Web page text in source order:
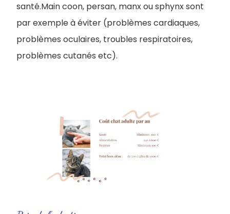
santé.Main coon, persan, manx ou sphynx sont
par exemple à éviter (problèmes cardiaques,
problèmes oculaires, troubles respiratoires,
problèmes cutanés etc).